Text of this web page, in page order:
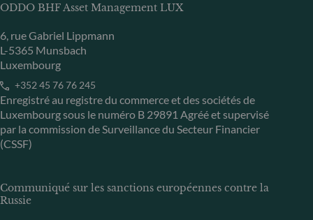
ODDO BHF Asset Management LUX
6, rue Gabriel Lippmann
L-5365 Munsbach
Luxembourg
+352 45 76 76 245
Enregistré au registre du commerce et des sociétés de
Luxembourg sous le numéro B 29891 Agréé et supervisé
par la commission de Surveillance du Secteur Financier
(CSSF)
Communiqué sur les sanctions européennes contre la
Russie